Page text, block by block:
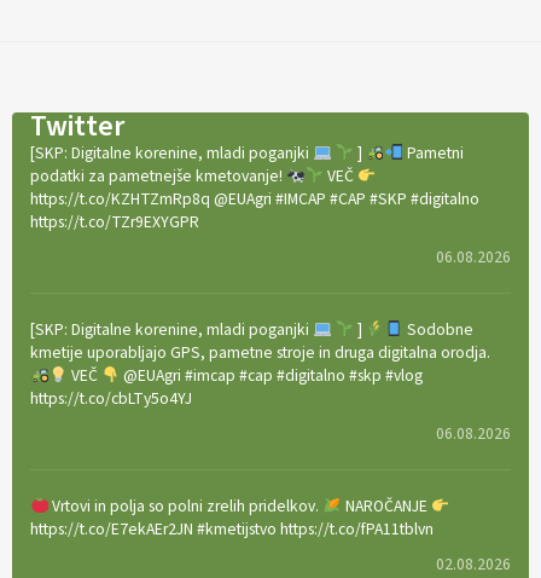
Twitter
[SKP: Digitalne korenine, mladi poganjki ]
Pametni
podatki za pametnejše kmetovanje!
VEČ
https://t.co/KZHTZmRp8q @EUAgri #IMCAP #CAP #SKP #digitalno
https://t.co/TZr9EXYGPR
06.08.2026
[SKP: Digitalne korenine, mladi poganjki ]
Sodobne
kmetije uporabljajo GPS, pametne stroje in druga digitalna orodja.
VEČ
@EUAgri #imcap #cap #digitalno #skp #vlog
https://t.co/cbLTy5o4YJ
06.08.2026
Vrtovi in polja so polni zrelih pridelkov.
NAROČANJE
https://t.co/E7ekAEr2JN #kmetijstvo https://t.co/fPA11tblvn
02.08.2026